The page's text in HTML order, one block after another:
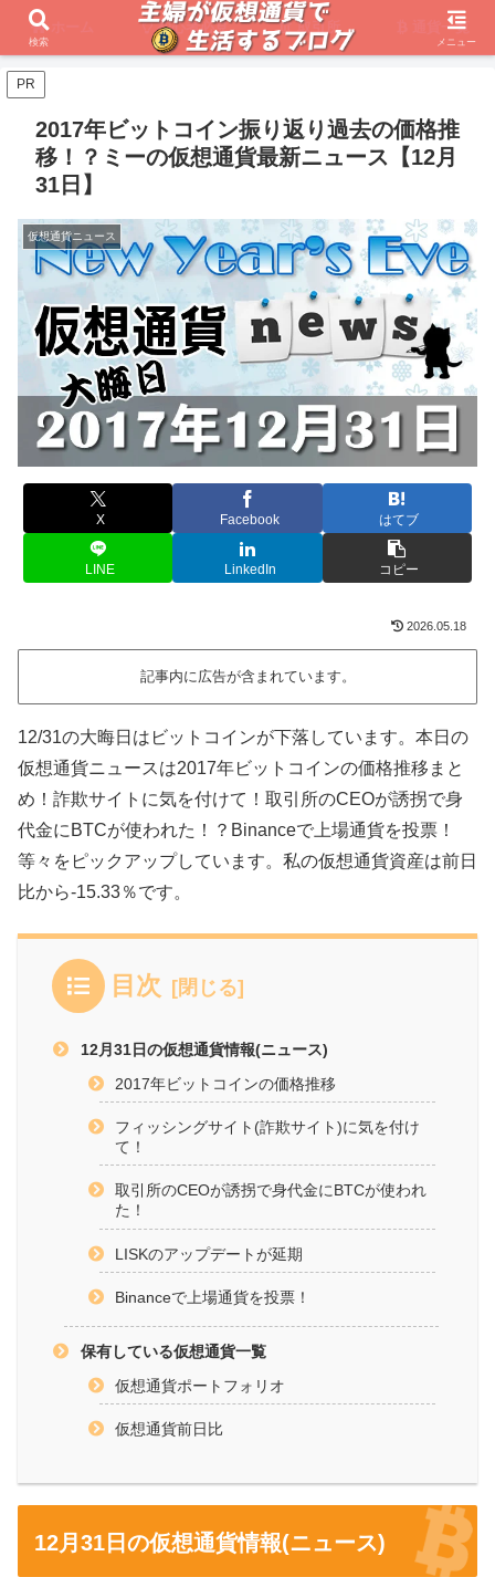
ホーム 初心者必見 取引所 通貨一覧
PR
2017年ビットコイン振り返り過去の価格推
移！？ミーの仮想通貨最新ニュース【12月
31日】
仮想通貨ニュース
X Facebook はてブ
LINE LinkedIn コピー
2026.05.18
記事内に広告が含まれています。
12/31の大晦日はビットコインが下落しています。本日の
仮想通貨ニュースは2017年ビットコインの価格推移まと
め！詐欺サイトに気を付けて！取引所のCEOが誘拐で身
代金にBTCが使われた！？Binanceで上場通貨を投票！
等々をピックアップしています。私の仮想通貨資産は前日
比から-15.33％です。
目次
12月31日の仮想通貨情報(ニュース)
2017年ビットコインの価格推移
フィッシングサイト(詐欺サイト)に気を付け
て！
取引所のCEOが誘拐で身代金にBTCが使われ
た！
LISKのアップデートが延期
Binanceで上場通貨を投票！
保有している仮想通貨一覧
仮想通貨ポートフォリオ
仮想通貨前日比
12月31日の仮想通貨情報(ニュース)
検索 メニュー